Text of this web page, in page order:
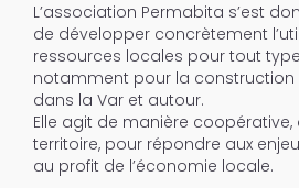
L’association Permabita s’est
de développer concrètement
ressources locales pour tout
notamment pour la construction
dans la Var et autour.
Elle agit de manière
territoire, pour répondre aux
au profit de l’économie locale.